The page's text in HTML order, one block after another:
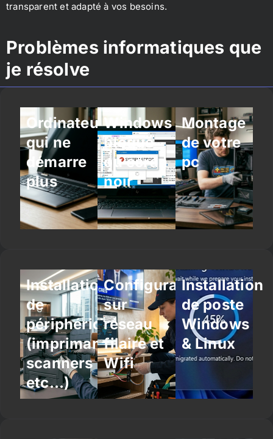
transparent et adapté à vos besoins.
Problèmes informatiques que
je résolve
Ordinateur
qui ne
démarre
plus
Windows
bloqué
ou écran
noir
Montage
de votre
pc
Installation
de
périphériques
(imprimantes,
scanners
etc…)
Configuration
sur
réseau
filaire et
Wifi
Installation
de poste
Windows
& Linux